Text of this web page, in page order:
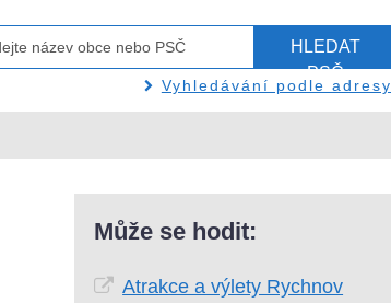
HLEDAT
PSČ
Vyhledávání podle adresy
Může se hodit:
Atrakce a výlety Rychnov